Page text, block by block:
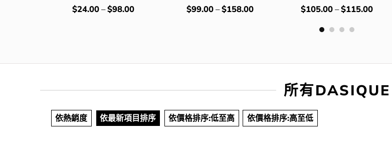
價
錢：
$24.00–$98.00 價
錢：
$99.00–$158.00 價
錢：
$105.00–$115.00
所有DASIQUE
依熱銷度 依最新項目排序 依價格排序:低至高 依價格排序:高至低